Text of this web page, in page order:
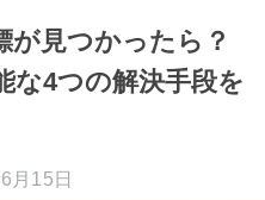
が見つかったら？
な4つの解決手段を
月15日